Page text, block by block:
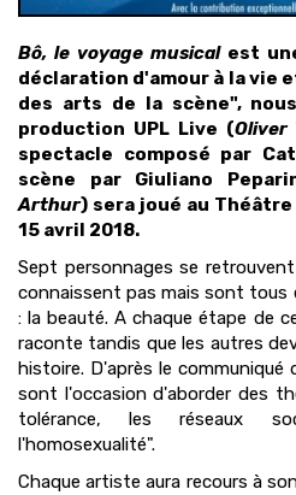
Bô, le voyage musicalest
déclaration d'amour à la vie
des arts de la scène",
production UPL Live (Oliver
spectacle composé par
scène par Giuliano
Arthur) sera joué au
15 avril 2018.
Sept personnages se
connaissent pas mais sont tous
: la beauté. A chaque étape de
raconte tandis que les autres
histoire. D'après le communiqué
sont l'occasion d'aborder des
tolérance, les réseaux
l'homosexualité".
Chaque artiste aura recours à